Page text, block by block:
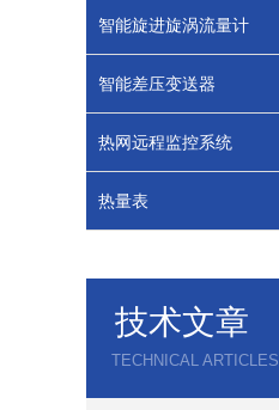
智能旋进旋涡流量计
智能差压变送器
热网远程监控系统
热量表
技术文章
TECHNICAL ARTICLES